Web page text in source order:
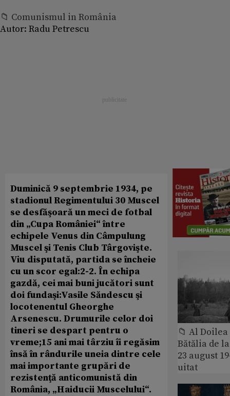
📁 Comunismul in România
Autor: Radu Petrescu
Duminică 9 septembrie 1934, pe
stadionul Regimentului 30 Muscel
se desfăşoară un meci de fotbal
din „Cupa României“ între
echipele Venus din Câmpulung
Muscel şi Tenis Club Târgovişte.
Viu disputată, partida se încheie
cu un scor egal:2-2. În echipa
gazdă, cei mai buni jucători sunt
doi fundaşi:Vasile Săndescu şi
locotenentul Gheorghe
Arsenescu. Drumurile celor doi
tineri se despart pentru o
vreme;15 ani mai târziu îi regăsim
însă în rândurile uneia dintre cele
mai importante grupări de
rezistenţă anticomunistă din
România, „Haiducii Muscelului“.
📁 Al
Bătălia de
23 august
uitat